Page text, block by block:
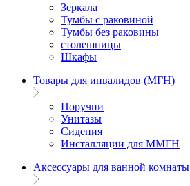
Зеркала
Тумбы с раковиной
Тумбы без раковины
столешницы
Шкафы
Товары для инвалидов (МГН)
Поручни
Унитазы
Сидения
Инсталляции для ММГН
Аксессуары для ванной комнаты